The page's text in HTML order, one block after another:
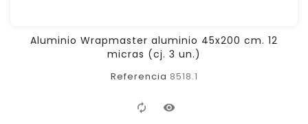
Aluminio Wrapmaster aluminio 45x200 cm. 12
micras (cj. 3 un.)
Referencia 8518.1